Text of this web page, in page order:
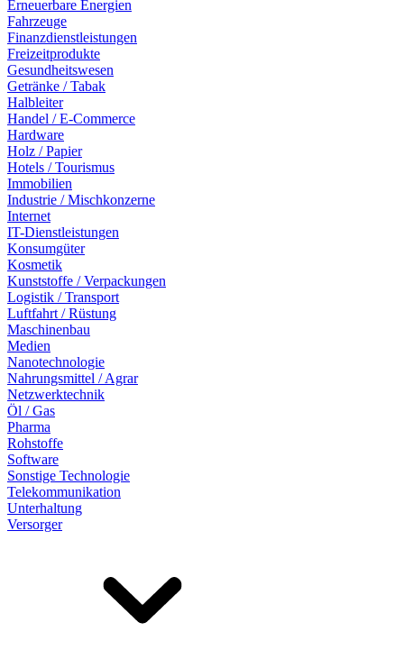
Erneuerbare Energien
Fahrzeuge
Finanzdienstleistungen
Freizeitprodukte
Gesundheitswesen
Getränke / Tabak
Halbleiter
Handel / E-Commerce
Hardware
Holz / Papier
Hotels / Tourismus
Immobilien
Industrie / Mischkonzerne
Internet
IT-Dienstleistungen
Konsumgüter
Kosmetik
Kunststoffe / Verpackungen
Logistik / Transport
Luftfahrt / Rüstung
Maschinenbau
Medien
Nanotechnologie
Nahrungsmittel / Agrar
Netzwerktechnik
Öl / Gas
Pharma
Rohstoffe
Software
Sonstige Technologie
Telekommunikation
Unterhaltung
Versorger